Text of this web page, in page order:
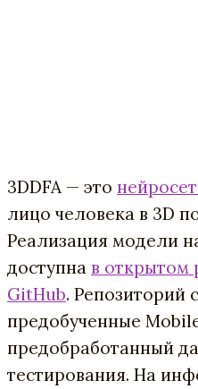
3DDFA — это
лицо человека в 3D
Реализация модели
доступна в открытом
GitHub. Репозиторий
предобученные
предобработанный
тестирования. На